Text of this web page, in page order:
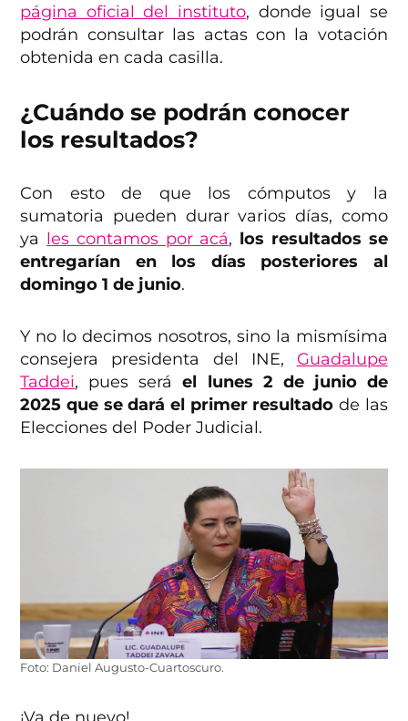
página oficial del instituto, donde igual se
podrán consultar las actas con la votación
obtenida en cada casilla.
¿Cuándo se podrán conocer
los resultados?
Con esto de que los cómputos y la
sumatoria pueden durar varios días, como
ya les contamos por acá, los resultados se
entregarían en los días posteriores al
domingo 1 de junio.
Y no lo decimos nosotros, sino la mismísima
consejera presidenta del INE, Guadalupe
Taddei, pues seráel lunes 2 de junio de
2025 que se dará el primer resultado de las
Elecciones del Poder Judicial.
Foto: Daniel Augusto-Cuartoscuro.